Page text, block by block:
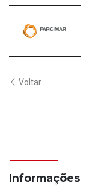
Voltar
Informações